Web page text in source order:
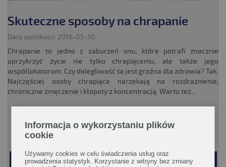
Skuteczne sposoby na chrapanie
Data publikacji: 2016-03-30
Chrapanie to jedno z zaburzeń snu, które potrafi znacznie
uprzykrzyć życie nie tylko chrapiącemu, ale także jego
współlokatorom. Czy dolegliwość ta jest groźna dla zdrowia? Tak.
Najczęściej osoby chrapiące narzekają na rozdrażnienie,
chroniczne zmęczenie i kłopoty z koncentracją. Warto też...
CZYTAJ WIĘCEJ!
WRÓĆ 1 ... 8 9 10 11 12 DALEJ
Informacja o wykorzystaniu plików
cookie
Używamy cookies w celu świadczenia usług oraz
prowadzenia statystyk. Korzystanie z witryny bez zmiany